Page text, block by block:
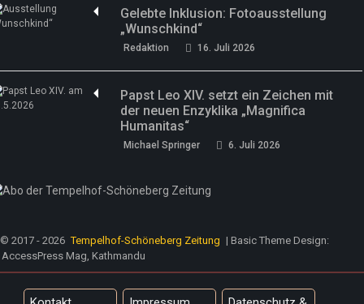
Gelebte Inklusion: Fotoausstellung
„Wunschkind“
Redaktion 16. Juli 2026
Papst Leo XIV. setzt ein Zeichen mit
der neuen Enzyklika „Magnifica
Humanitas“
Michael Springer 6. Juli 2026
© 2017 - 2026 Tempelhof-Schöneberg Zeitung | Basic Theme Design:
AccessPress Mag, Kathmandu